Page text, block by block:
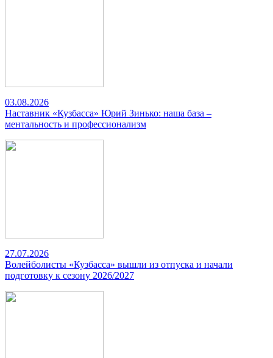
03.08.2026
Наставник «Кузбасса» Юрий Зинько: наша база –
ментальность и профессионализм
27.07.2026
Волейболисты «Кузбасса» вышли из отпуска и начали
подготовку к сезону 2026/2027